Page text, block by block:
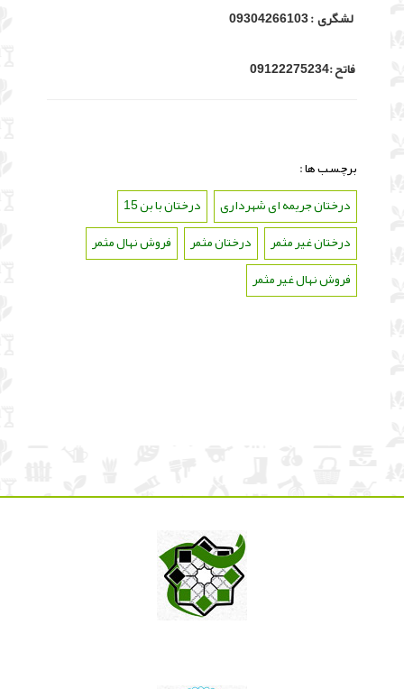
لشگری : 09304266103
فاتح :09122275234
برچسب ها :
درختان جریمه ای شهرداری
درختان با بن 15
درختان غیر مثمر
درختان مثمر فروش نهال مثمر
فروش نهال غیر مثمر